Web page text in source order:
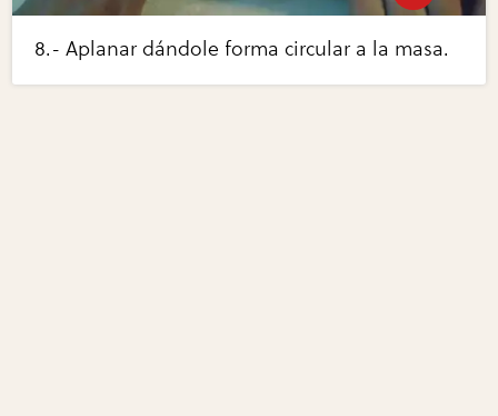
8.- Aplanar dándole forma circular a la masa.